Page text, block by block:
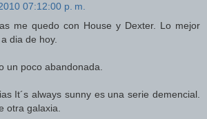
07:12:00 p. m.
me quedo con House y Dexter. Lo mejor
dia de hoy.
un poco abandonada.
It´s always sunny es una serie demencial.
otra galaxia.